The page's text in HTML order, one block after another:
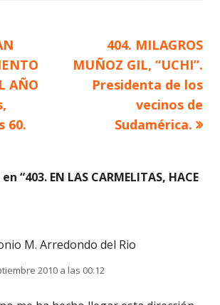
AÑO
60.
Artículo
siguiente
404. MILAGROS
MUÑOZ GIL, “UCHI”.
Presidenta de los
vecinos de
Sudamérica.
“403. EN LAS CARMELITAS, HACE
M. Arredondo del Rio
2010 a las 00:12